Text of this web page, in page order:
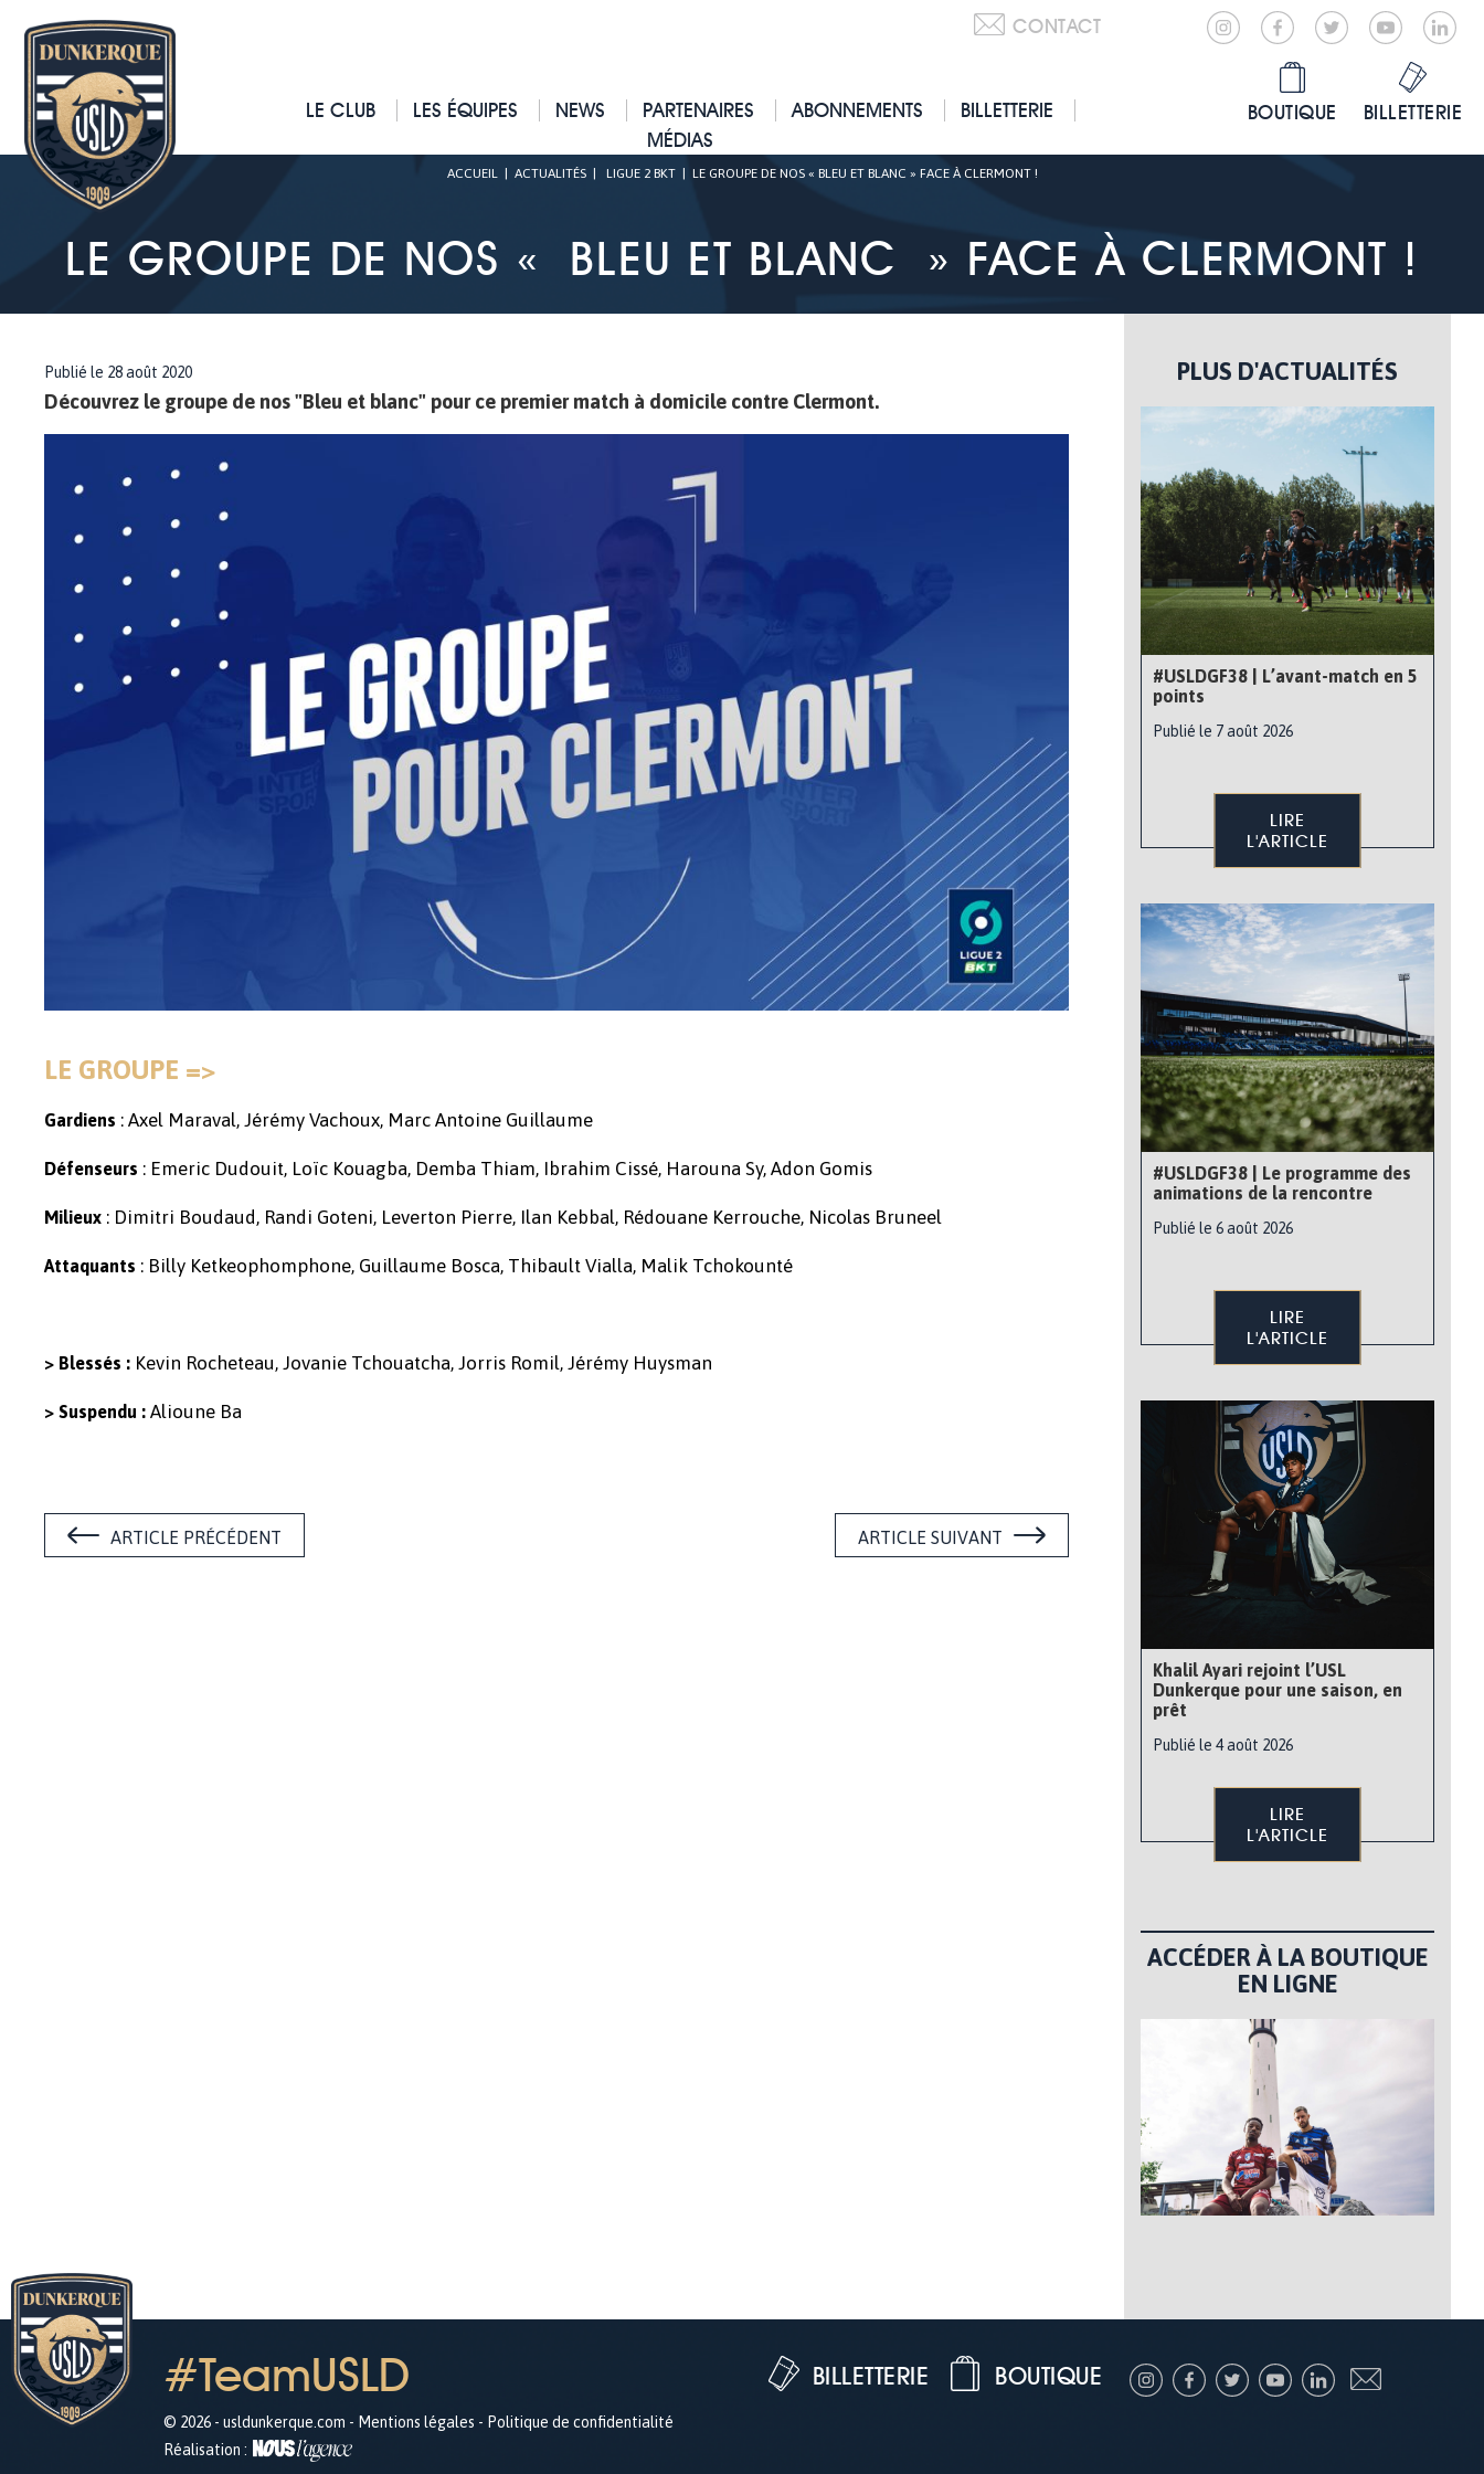
CONTACT
LE CLUB LES ÉQUIPES NEWS PARTENAIRES ABONNEMENTS
BILLETTERIE
MÉDIAS
BOUTIQUE BILLETTERIE
ACCUEIL| ACTUALITÉS| LIGUE 2 BKT| LE GROUPE DE NOS « BLEU ET BLANC » FACE À CLERMONT !
LE GROUPE DE NOS « BLEU ET BLANC » FACE À CLERMONT !
Publié le 28 août 2020
Découvrez le groupe de nos "Bleu et blanc" pour ce premier match à domicile contre Clermont.
LE GROUPE =>
Gardiens : Axel Maraval, Jérémy Vachoux, Marc Antoine Guillaume
Défenseurs : Emeric Dudouit, Loïc Kouagba, Demba Thiam, Ibrahim Cissé, Harouna Sy, Adon Gomis
Milieux : Dimitri Boudaud, Randi Goteni, Leverton Pierre, Ilan Kebbal, Rédouane Kerrouche, Nicolas Bruneel
Attaquants : Billy Ketkeophomphone, Guillaume Bosca, Thibault Vialla, Malik Tchokounté
> Blessés : Kevin Rocheteau, Jovanie Tchouatcha, Jorris Romil, Jérémy Huysman
> Suspendu : Alioune Ba
ARTICLE PRÉCÉDENT ARTICLE SUIVANT
PLUS D'ACTUALITÉS
#USLDGF38 | L’avant-match en 5
points
Publié le 7 août 2026
LIRE
L'ARTICLE
#USLDGF38 | Le programme des
animations de la rencontre
Publié le 6 août 2026
LIRE
L'ARTICLE
Khalil Ayari rejoint l’USL
Dunkerque pour une saison, en
prêt
Publié le 4 août 2026
LIRE
L'ARTICLE
ACCÉDER À LA BOUTIQUE
EN LIGNE
#TeamUSLD
© 2026 - usldunkerque.com - Mentions légales - Politique de confidentialité
Réalisation :
BOUTIQUE
BILLETTERIE